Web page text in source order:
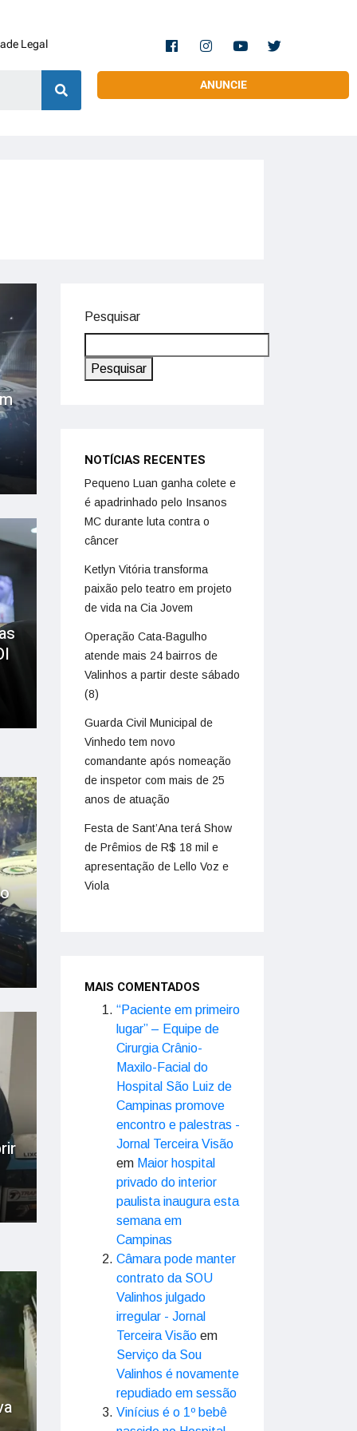
Legal
ANUNCIE
Pesquisar
Pesquisar
NOTÍCIAS RECENTES
Pequeno Luan ganha colete e
é apadrinhado pelo Insanos
MC durante luta contra o
câncer
Ketlyn Vitória transforma
paixão pelo teatro em projeto
de vida na Cia Jovem
Operação Cata-Bagulho
atende mais 24 bairros de
Valinhos a partir deste sábado
(8)
Guarda Civil Municipal de
Vinhedo tem novo
comandante após nomeação
de inspetor com mais de 25
anos de atuação
Festa de Sant’Ana terá Show
de Prêmios de R$ 18 mil e
apresentação de Lello Voz e
Viola
MAIS COMENTADOS
“Paciente em primeiro
lugar” – Equipe de
Cirurgia Crânio-
Maxilo-Facial do
Hospital São Luiz de
Campinas promove
encontro e palestras -
Jornal Terceira Visão
em Maior hospital
privado do interior
paulista inaugura esta
semana em
Campinas
Câmara pode manter
contrato da SOU
Valinhos julgado
irregular - Jornal
Terceira Visão em
Serviço da Sou
Valinhos é novamente
repudiado em sessão
Vinícius é o 1º bebê